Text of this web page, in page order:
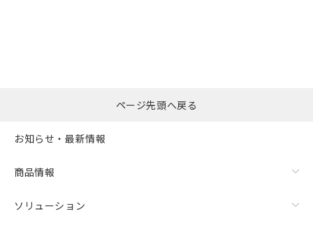
括ダウンロード
ページ先頭へ戻る
お知らせ・最新情報
商品情報
ソリューション